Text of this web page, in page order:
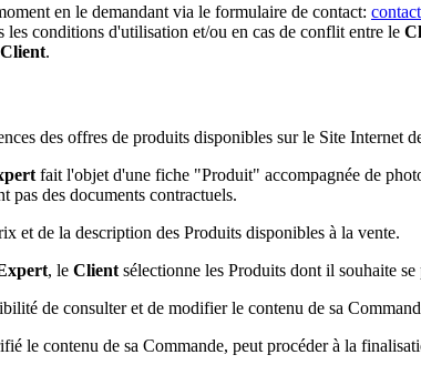
en le demandant via le formulaire de contact:
les conditions d'utilisation et/ou en cas de conflit entre le
Client.
des offres de produits disponibles sur le Site Internet
fait l'objet d'une fiche "Produit" accompagnée de
pas des documents contractuels.
et de la description des Produits disponibles à la vente.
, le Client sélectionne les Produits dont il souhaite
de consulter et de modifier le contenu de sa
le contenu de sa Commande, peut procéder à la